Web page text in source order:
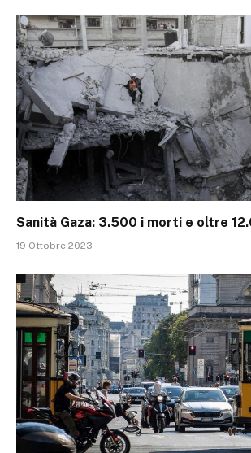
Sanità Gaza: 3.500 i morti e oltre
19 Ottobre 2023